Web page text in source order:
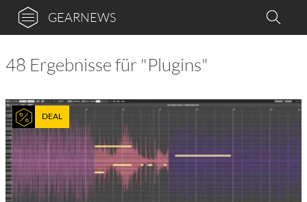
GEARNEWS
48 Ergebnisse für "Plugins"
DEAL